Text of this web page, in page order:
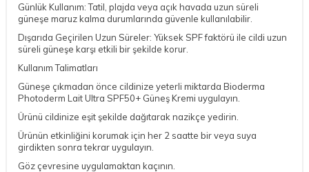
Günlük Kullanım: Tatil, plajda veya açık havada uzun süreli
güneşe maruz kalma durumlarında güvenle kullanılabilir.
Dışarıda Geçirilen Uzun Süreler: Yüksek SPF faktörü ile cildi uzun
süreli güneşe karşı etkili bir şekilde korur.
Kullanım Talimatları
Güneşe çıkmadan önce cildinize yeterli miktarda Bioderma
Photoderm Lait Ultra SPF50+ Güneş Kremi uygulayın.
Ürünü cildinize eşit şekilde dağıtarak nazikçe yedirin.
Ürünün etkinliğini korumak için her 2 saatte bir veya suya
girdikten sonra tekrar uygulayın.
Göz çevresine uygulamaktan kaçının.